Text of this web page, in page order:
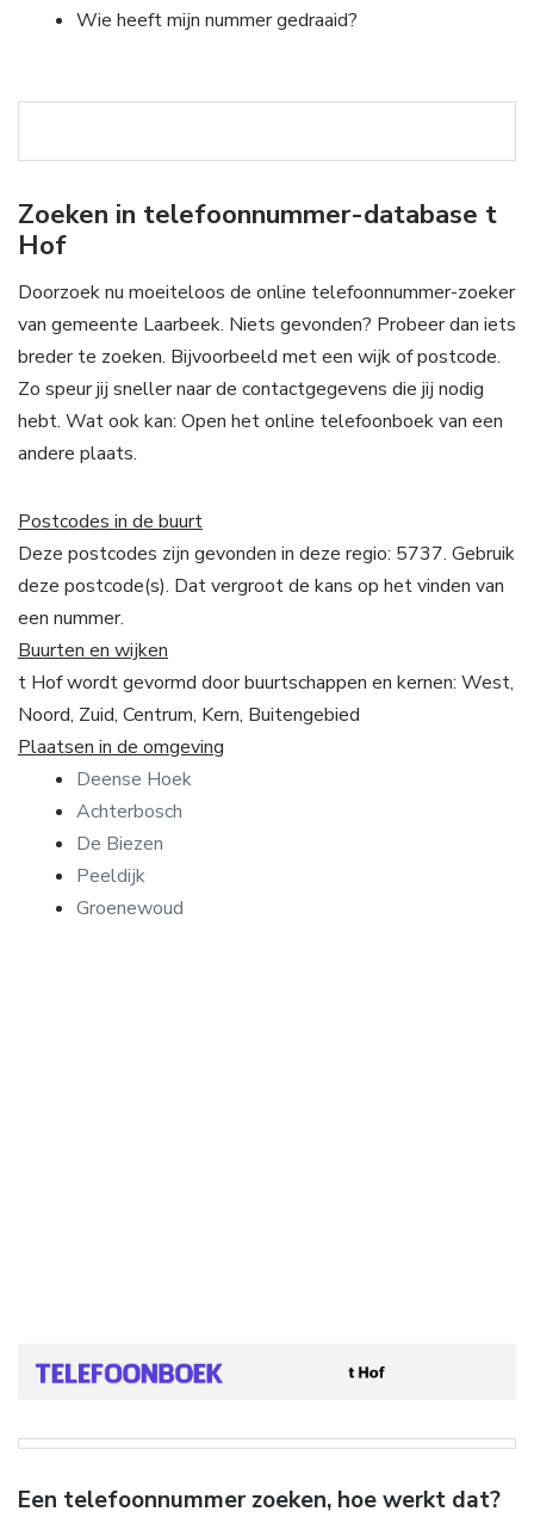
Wie heeft mijn nummer gedraaid?
Zoeken in telefoonnummer-database t
Hof
Doorzoek nu moeiteloos de online telefoonnummer-zoeker
van gemeente Laarbeek. Niets gevonden? Probeer dan iets
breder te zoeken. Bijvoorbeeld met een wijk of postcode.
Zo speur jij sneller naar de contactgegevens die jij nodig
hebt. Wat ook kan: Open het online telefoonboek van een
andere plaats.
Postcodes in de buurt
Deze postcodes zijn gevonden in deze regio: 5737. Gebruik
deze postcode(s). Dat vergroot de kans op het vinden van
een nummer.
Buurten en wijken
t Hof wordt gevormd door buurtschappen en kernen: West,
Noord, Zuid, Centrum, Kern, Buitengebied
Plaatsen in de omgeving
Deense Hoek
Achterbosch
De Biezen
Peeldijk
Groenewoud
Een telefoonnummer zoeken, hoe werkt dat?